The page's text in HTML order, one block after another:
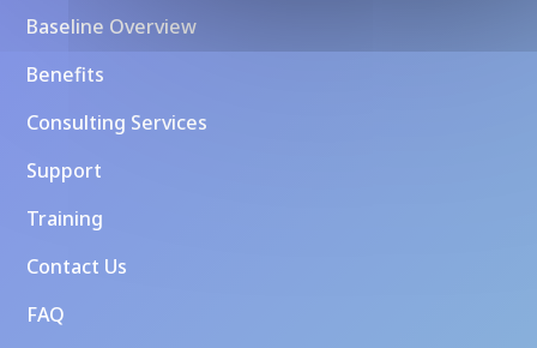
Baseline Overview
Benefits
Consulting Services
Support
Training
Contact Us
FAQ